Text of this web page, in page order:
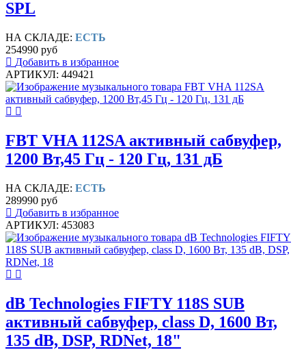
SPL
НА СКЛАДЕ: ЕСТЬ
254990 руб
Добавить в избранное
АРТИКУЛ: 449421
FBT VHA 112SA активный сабвуфер,
1200 Вт,45 Гц - 120 Гц, 131 дБ
НА СКЛАДЕ: ЕСТЬ
289990 руб
Добавить в избранное
АРТИКУЛ: 453083
dB Technologies FIFTY 118S SUB
активный сабвуфер, class D, 1600 Вт,
135 dB, DSP, RDNet, 18"